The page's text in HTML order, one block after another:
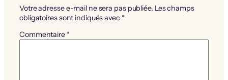
Votre adresse e-mail ne sera pas publiée. Les champs
obligatoires sont indiqués avec *
Commentaire *